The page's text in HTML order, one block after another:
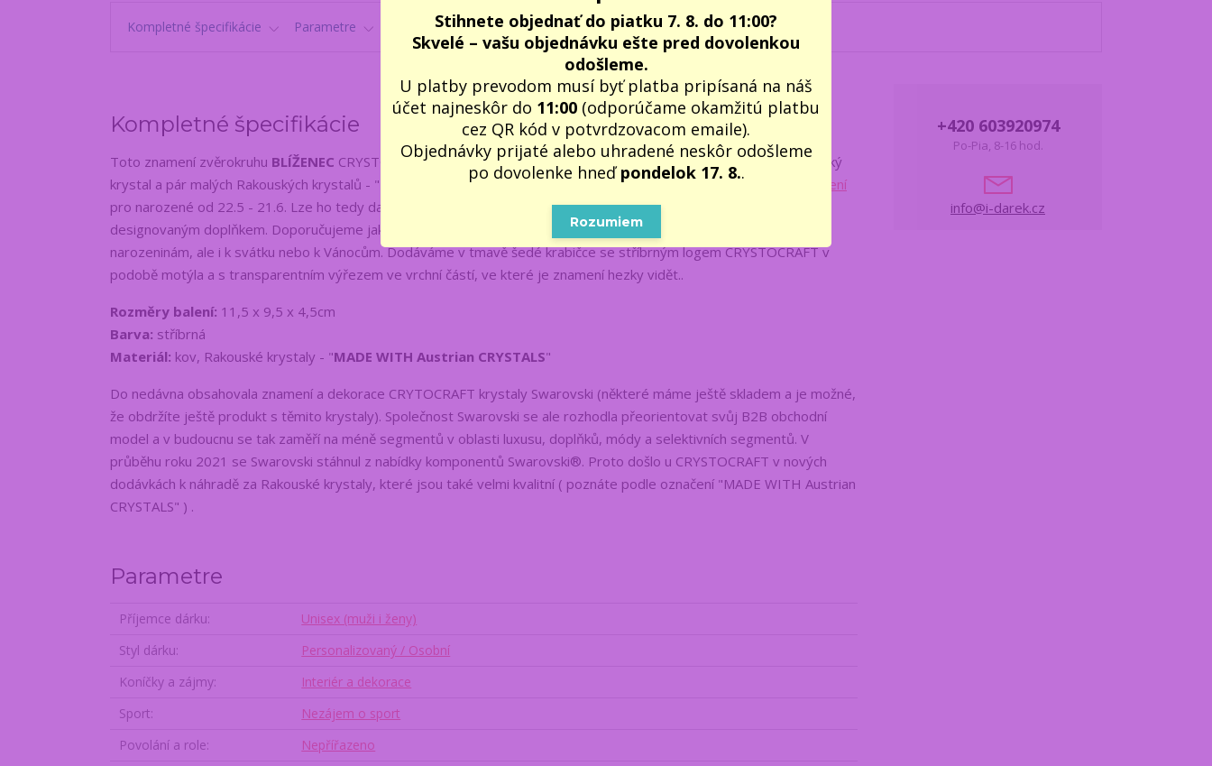
Kompletné špecifikácie Parametre Komentáre 0 Inšpirácia na ďalšie darčeky 8
Kompletné špecifikácie
Toto znamení zvěrokruhu BLÍŽENEC CRYSTOCRAFT ve střibrném provedení má v sobě osazený jeden velký Rakouský
krystal a pár malých Rakouských krystalů - " MADE WITH Austrian CRYSTALS ". Crystocraft Blíženecje
astrální znamení
pro narozené od 22.5 - 21.6. Lze ho tedy darovat všem, kteří jsou narozeníve znamení Blíženců
designovaným doplňkem. Doporučujeme jako dárek pro muže, ženy, babičky, dědečky, dívky atd. zejména k
narozeninám, ale i k svátku nebo k Vánocům. Dodáváme v tmavě šedé krabičce se stříbrným logem CRYSTOCRAFT v
podobě motýla a s transparentním výřezem ve vrchní částí, ve které je znamení hezky vidět..
Rozměry balení: 11,5 x 9,5 x 4,5cm
Barva: stříbrná
Materiál: kov, Rakouské krystaly - "MADE WITH Austrian CRYSTALS"
Do nedávna obsahovala znamení a dekorace CRYTOCRAFT krystaly Swarovski (některé máme ještě skladem a je možné,
že obdržíte ještě produkt s těmito krystaly). Společnost Swarovski se ale rozhodla přeorientovat svůj B2B obchodní
model a v budoucnu se tak zaměří na méně segmentů v oblasti luxusu, doplňků, módy a selektivních segmentů. V
průběhu roku 2021 se Swarovski stáhnul z nabídky komponentů Swarovski®. Proto došlo u CRYSTOCRAFT v nových
dodávkách k náhradě za Rakouské krystaly, které jsou také velmi kvalitní ( poznáte podle označení "MADE WITH Austrian
CRYSTALS" ) .
Parametre
Příjemce dárku
Unisex (muži i ženy)
Styl dárku
Personalizovaný / Osobní
Koníčky a zájmy
Interiér a dekorace
Sport
Nezájem o sport
Povolání a role
Nepřířazeno
+420 603920974
Po-Pia, 8-16 hod.
info@i-darek.cz
Stihnete objednať do piatku 7. 8. do 11:00?
Skvelé – vašu objednávku ešte pred dovolenkou
odošleme.
U platby prevodom musí byť platba pripísaná na náš
účet najneskôr do 11:00 (odporúčame okamžitú platbu
cez QR kód v potvrdzovacom emaile).
Objednávky prijaté alebo uhradené neskôr odošleme
po dovolenke hneďpondelok 17. 8..
Rozumiem